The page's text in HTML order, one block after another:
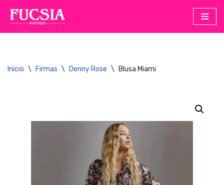
Saltar
Inicio \ Firmas \ Denny Rose \ Blusa Miami